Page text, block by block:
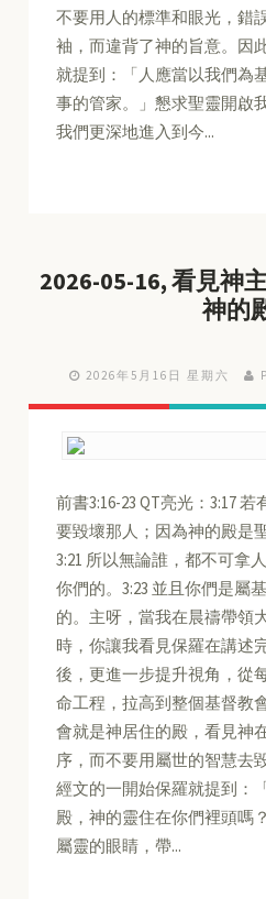
不要用人的標準和眼光，錯
袖，而違背了神的旨意。因
就提到：「人應當以我們為
事的管家。」懇求聖靈開啟
我們更深地進入到今...
2026-05-16, 看見神
神的
2026年5月16日 星期六
前書3:16-23 QT亮光：3:17
要毀壞那人；因為神的殿是
3:21 所以無論誰，都不可拿
你們的。3:23 並且你們是屬
的。主呀，當我在晨禱帶領
時，你讓我看見保羅在講述
後，更進一步提升視角，從
命工程，拉高到整個基督教
會就是神居住的殿，看見神
序，而不要用屬世的智慧去
經文的一開始保羅就提到：
殿，神的靈住在你們裡頭嗎
屬靈的眼睛，帶...